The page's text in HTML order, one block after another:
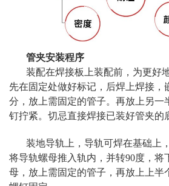
管夹安装程序
装配在焊接板上装配前，为更好
先在固定处做好标记，后焊上焊接，
分，放上需固定的管子。再放上另一
钉拧紧。切忌直接焊接已装好管夹的
装地导轨上，导轨可焊在基础上
将导轨螺母推入轨内，并转90度，将
母，放上需固定的管子，再放上上半